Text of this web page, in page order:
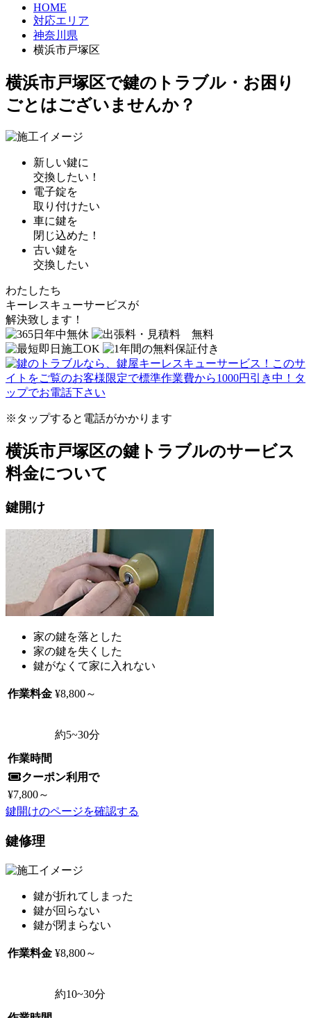
HOME
対応エリア
神奈川県
横浜市戸塚区
横浜市戸塚区で鍵のトラブル・お困り
ごとはございませんか？
新しい鍵に
交換したい！
電子錠を
取り付けたい
車に鍵を
閉じ込めた！
古い鍵を
交換したい
わたしたち
キーレスキューサービスが
解決致します！
※タップすると電話がかかります
横浜市戸塚区の鍵トラブルのサービス
料金について
鍵開け
家の鍵を落とした
家の鍵を失くした
鍵がなくて家に入れない
作業料金 ¥8,800～
作業時間
約5~30分
クーポン利用で
¥7,800～
鍵開けのページを確認する
鍵修理
鍵が折れてしまった
鍵が回らない
鍵が閉まらない
作業料金 ¥8,800～
約10~30分